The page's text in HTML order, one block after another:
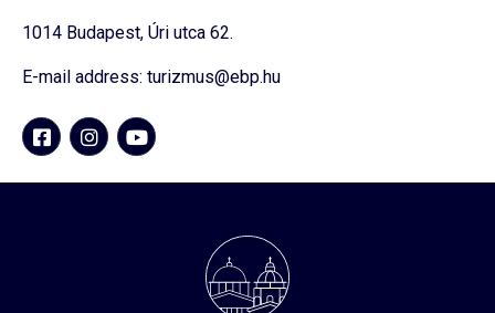
1014 Budapest, Úri utca 62.
E-mail address: turizmus@ebp.hu